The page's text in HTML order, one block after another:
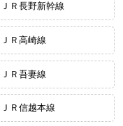
ＪＲ長野新幹線
ＪＲ高崎線
ＪＲ吾妻線
ＪＲ信越本線